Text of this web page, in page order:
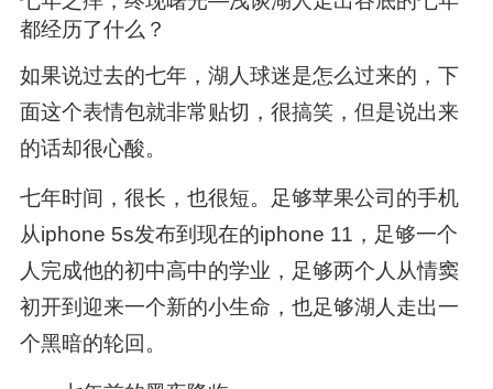
都经历了什么？
如果说过去的七年，湖人球迷是怎么过来的，下
面这个表情包就非常贴切，很搞笑，但是说出来
的话却很心酸。
七年时间，很长，也很短。足够苹果公司的手机
从iphone 5s发布到现在的iphone 11，足够一个
人完成他的初中高中的学业，足够两个人从情窦
初开到迎来一个新的小生命，也足够湖人走出一
个黑暗的轮回。